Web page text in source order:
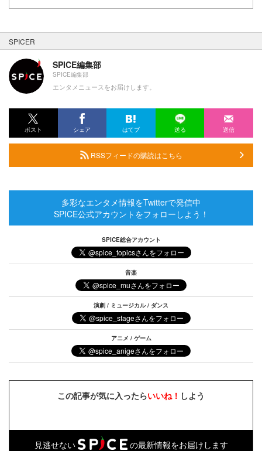
SPICER
SPICE編集部
SPICE編集部
エンタメニュースをお届けします。
ポスト シェア はてブ 送る 送信
RSSフィードの購読はこちら
多彩なエンタメ情報をTwitterで発信中
SPICE公式アカウントをフォローしよう！
SPICE総合アカウント
音楽
演劇 / ミュージカル / ダンス
アニメ / ゲーム
この記事が気に入ったらいいね！ しよう
見逃せない の最新情報をお届けします